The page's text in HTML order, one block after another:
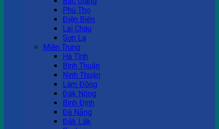
Phú Thọ
Điện Biên
Lai Châu
Sơn La
Miền Trung
Hà Tĩnh
Bình Thuận
Ninh Thuận
Lâm Đồng
Đắk Nông
Bình Định
Đà Nẵng
Đắk Lắk